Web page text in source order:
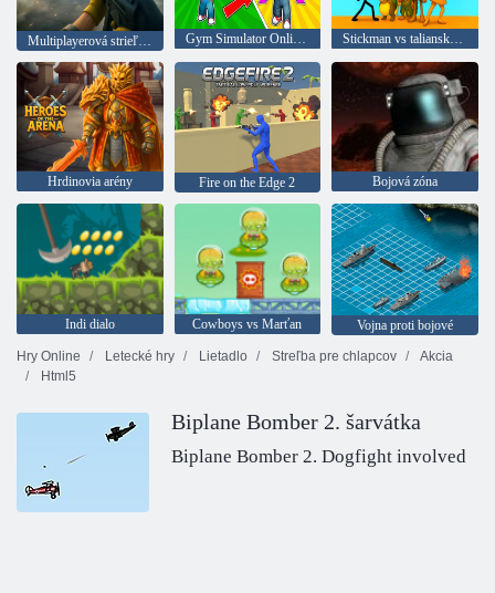
Gym Simulator Online Útek Stickman vs taliansky brainrot
Hrdinovia arény Fire on the Edge 2 Bojová zóna
Indi dialo Cowboys vs Marťan
Vojna proti bojové
Hry Online
Letecké hry Lietadlo Streľba pre chlapcov
Akcia
Html5
Biplane Bomber 2. šarvátka
Biplane Bomber 2. Dogfight involved